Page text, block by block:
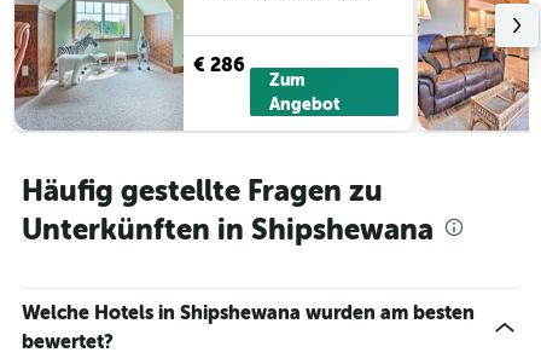
€ 286
Zum
Angebot
Häufig gestellte Fragen zu
Unterkünften in Shipshewana
Welche Hotels in Shipshewana wurden am besten
bewertet?